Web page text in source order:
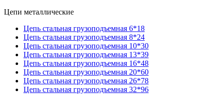
Цепи металлические
Цепь стальная грузоподъемная 6*18
Цепь стальная грузоподъемная 8*24
Цепь стальная грузоподъемная 10*30
Цепь стальная грузоподъемная 13*39
Цепь стальная грузоподъемная 16*48
Цепь стальная грузоподъемная 20*60
Цепь стальная грузоподъемная 26*78
Цепь стальная грузоподъемная 32*96